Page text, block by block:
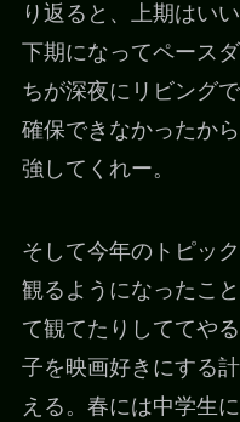
り返ると、上期はい
下期になってペース
ちが深夜にリビング
確保できなかったか
強してくれー。
そして今年のトピッ
観るようになったこ
て観てたりしててや
子を映画好きにする
える。春には中学生